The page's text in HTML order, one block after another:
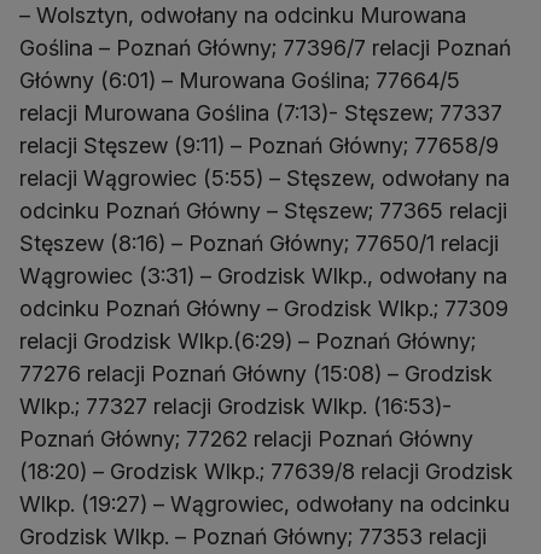
– Wolsztyn, odwołany na odcinku Murowana
Goślina – Poznań Główny; 77396/7 relacji Poznań
Główny (6:01) – Murowana Goślina; 77664/5
relacji Murowana Goślina (7:13)- Stęszew; 77337
relacji Stęszew (9:11) – Poznań Główny; 77658/9
relacji Wągrowiec (5:55) – Stęszew, odwołany na
odcinku Poznań Główny – Stęszew; 77365 relacji
Stęszew (8:16) – Poznań Główny; 77650/1 relacji
Wągrowiec (3:31) – Grodzisk Wlkp., odwołany na
odcinku Poznań Główny – Grodzisk Wlkp.; 77309
relacji Grodzisk Wlkp.(6:29) – Poznań Główny;
77276 relacji Poznań Główny (15:08) – Grodzisk
Wlkp.; 77327 relacji Grodzisk Wlkp. (16:53)-
Poznań Główny; 77262 relacji Poznań Główny
(18:20) – Grodzisk Wlkp.; 77639/8 relacji Grodzisk
Wlkp. (19:27) – Wągrowiec, odwołany na odcinku
Grodzisk Wlkp. – Poznań Główny; 77353 relacji